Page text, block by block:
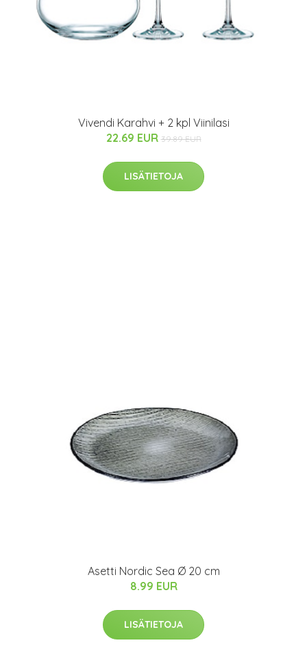
Vivendi Karahvi + 2 kpl Viinilasi
22.69 EUR 39.89 EUR
LISÄTIETOJA
Asetti Nordic Sea Ø 20 cm
8.99 EUR
LISÄTIETOJA